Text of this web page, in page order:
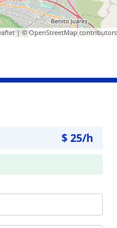
| ©OpenStreetMap contributors
$ 25/h